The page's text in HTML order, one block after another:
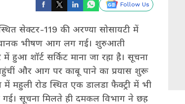
Follow Us
सेक्टर-119 की अरण्या सोसायटी में
भीषण आग लग गई। शुरुआती
शॉर्ट सर्किट माना जा रहा है। सूचना
और आग पर काबू पाने का प्रयास शुरू
में महुली रोड स्थित एक डालडा फैक्ट्री में भी
सूचना मिलते ही दमकल विभाग ने छह